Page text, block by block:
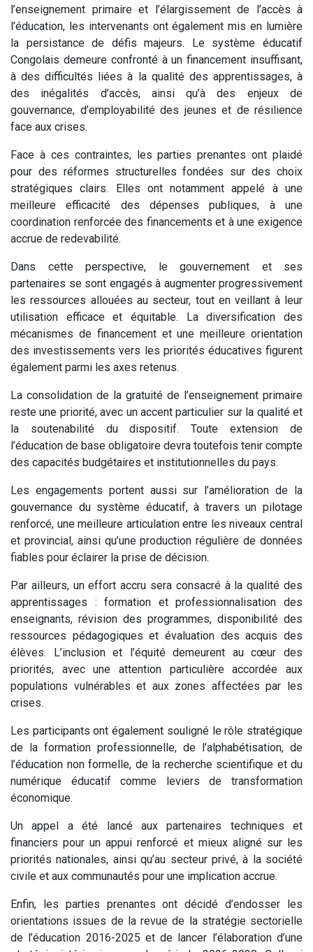
l’enseignement primaire et l’élargissement de l’accès à
l’éducation, les intervenants ont également mis en lumière
la persistance de défis majeurs. Le système éducatif
Congolais demeure confronté à un financement insuffisant,
à des difficultés liées à la qualité des apprentissages, à
des inégalités d’accès, ainsi qu’à des enjeux de
gouvernance, d’employabilité des jeunes et de résilience
face aux crises.
Face à ces contraintes, les parties prenantes ont plaidé
pour des réformes structurelles fondées sur des choix
stratégiques clairs. Elles ont notamment appelé à une
meilleure efficacité des dépenses publiques, à une
coordination renforcée des financements et à une exigence
accrue de redevabilité.
Dans cette perspective, le gouvernement et ses
partenaires se sont engagés à augmenter progressivement
les ressources allouées au secteur, tout en veillant à leur
utilisation efficace et équitable. La diversification des
mécanismes de financement et une meilleure orientation
des investissements vers les priorités éducatives figurent
également parmi les axes retenus.
La consolidation de la gratuité de l’enseignement primaire
reste une priorité, avec un accent particulier sur la qualité et
la soutenabilité du dispositif. Toute extension de
l’éducation de base obligatoire devra toutefois tenir compte
des capacités budgétaires et institutionnelles du pays.
Les engagements portent aussi sur l’amélioration de la
gouvernance du système éducatif, à travers un pilotage
renforcé, une meilleure articulation entre les niveaux central
et provincial, ainsi qu’une production régulière de données
fiables pour éclairer la prise de décision.
Par ailleurs, un effort accru sera consacré à la qualité des
apprentissages : formation et professionnalisation des
enseignants, révision des programmes, disponibilité des
ressources pédagogiques et évaluation des acquis des
élèves. L’inclusion et l’équité demeurent au cœur des
priorités, avec une attention particulière accordée aux
populations vulnérables et aux zones affectées par les
crises.
Les participants ont également souligné le rôle stratégique
de la formation professionnelle, de l’alphabétisation, de
l’éducation non formelle, de la recherche scientifique et du
numérique éducatif comme leviers de transformation
économique.
Un appel a été lancé aux partenaires techniques et
financiers pour un appui renforcé et mieux aligné sur les
priorités nationales, ainsi qu’au secteur privé, à la société
civile et aux communautés pour une implication accrue.
Enfin, les parties prenantes ont décidé d’endosser les
orientations issues de la revue de la stratégie sectorielle
de l’éducation 2016-2025 et de lancer l’élaboration d’une